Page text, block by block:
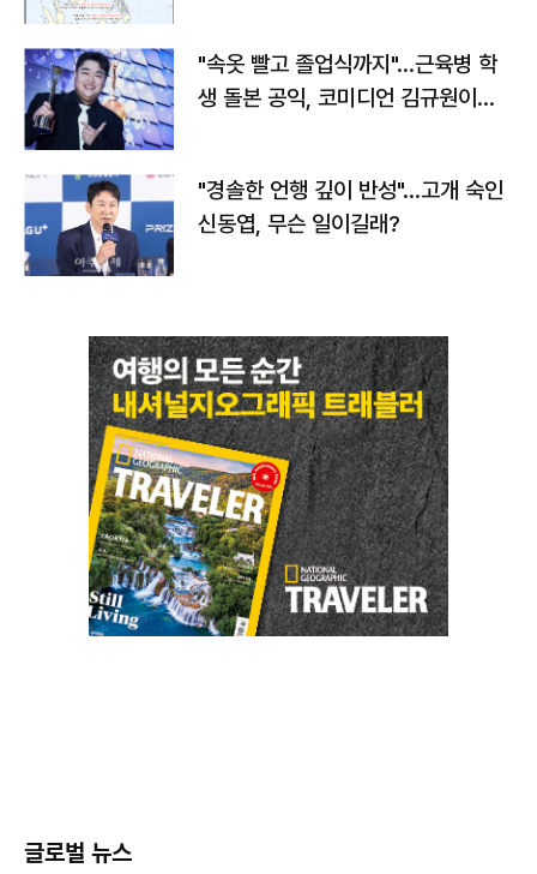
"속옷 빨고 졸업식까지"…근육병 학
생 돌본 공익, 코미디언 김규원이었
"경솔한 언행 깊이 반성"…고개 숙인
신동엽, 무슨 일이길래?
글로벌 뉴스